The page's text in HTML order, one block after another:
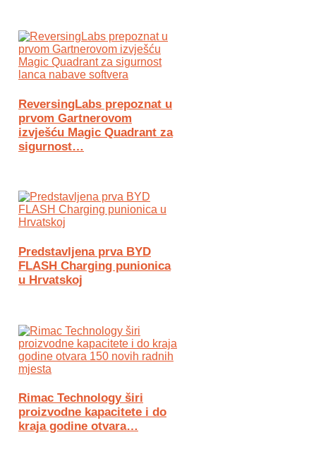
ReversingLabs prepoznat u
prvom Gartnerovom
izvješću Magic Quadrant za
sigurnost…
Predstavljena prva BYD
FLASH Charging punionica
u Hrvatskoj
Rimac Technology širi
proizvodne kapacitete i do
kraja godine otvara…